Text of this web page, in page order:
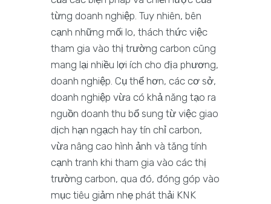
từng doanh nghiệp. Tuy nhiên, bên
cạnh những mối lo, thách thức việc
tham gia vào thị trường carbon cũng
mang lại nhiều lợi ích cho địa phương,
doanh nghiệp. Cụ thể hơn, các cơ sở,
doanh nghiệp vừa có khả năng tạo ra
nguồn doanh thu bổ sung từ việc giao
dịch hạn ngạch hay tín chỉ carbon,
vừa nâng cao hình ảnh và tăng tính
cạnh tranh khi tham gia vào các thị
trường carbon, qua đó, đóng góp vào
mục tiêu giảm nhẹ phát thải KNK